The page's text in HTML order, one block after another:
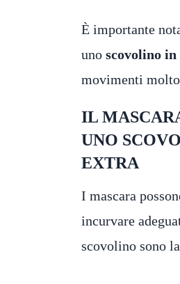
È importante
uno scovolino in
movimenti
IL
UNO
EXTRA
I mascara
incurvare
scovolino sono